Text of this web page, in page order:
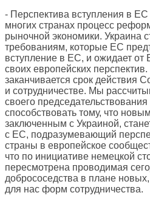
- Перспектива вступления в
многих странах процесс
рыночной экономики. Украина
требованиям, которые ЕС
вступление в ЕС, и ожидает
своих европейских
заканчивается срок действия
и сотрудничестве. Мы
своего
способствовать тому, что
заключенным с Украиной,
с ЕС, подразумевающий
страны в европейское
что по инициативе немецкой
пересмотрена проводимая
добрососедства в плане
для нас форм сотрудничества.